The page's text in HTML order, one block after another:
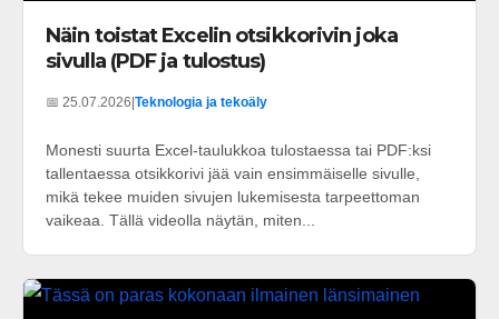
Näin toistat Excelin otsikkorivin joka
sivulla (PDF ja tulostus)
📅 25.07.2026 Teknologia ja tekoäly
Monesti suurta Excel-taulukkoa tulostaessa tai PDF:ksi
tallentaessa otsikkorivi jää vain ensimmäiselle sivulle,
mikä tekee muiden sivujen lukemisesta tarpeettoman
vaikeaa. Tällä videolla näytän, miten...